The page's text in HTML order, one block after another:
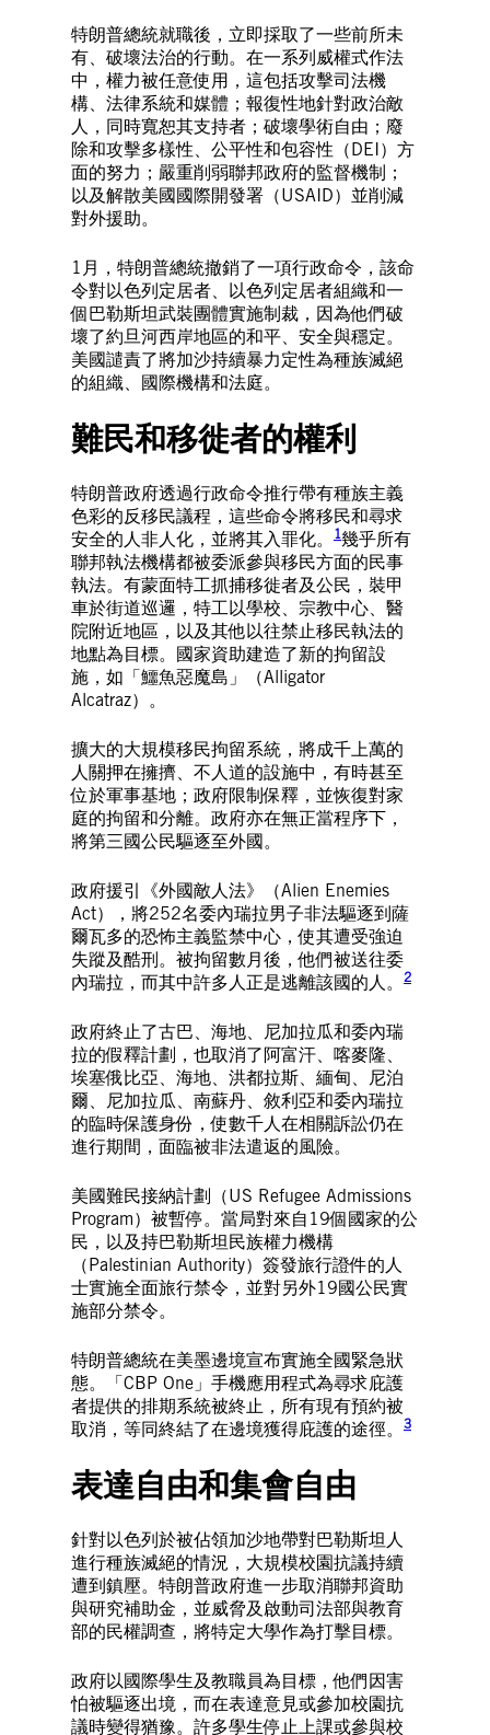
特朗普總統就職後，立即採取了一些前所未
有、破壞法治的行動。在一系列威權式作法
中，權力被任意使用，這包括攻擊司法機
構、法律系統和媒體；報復性地針對政治敵
人，同時寬恕其支持者；破壞學術自由；廢
除和攻擊多樣性、公平性和包容性（DEI）方
面的努力；嚴重削弱聯邦政府的監督機制；
以及解散美國國際開發署（USAID）並削減
對外援助。
1月，特朗普總統撤銷了一項行政命令，該命
令對以色列定居者、以色列定居者組織和一
個巴勒斯坦武裝團體實施制裁，因為他們破
壞了約旦河西岸地區的和平、安全與穩定。
美國譴責了將加沙持續暴力定性為種族滅絕
的組織、國際機構和法庭。
難民和移徙者的權利
特朗普政府透過行政命令推行帶有種族主義
色彩的反移民議程，這些命令將移民和尋求
安全的人非人化，並將其入罪化。
1幾乎所有
聯邦執法機構都被委派參與移民方面的民事
執法。有蒙面特工抓捕移徙者及公民，裝甲
車於街道巡邏，特工以學校、宗教中心、醫
院附近地區，以及其他以往禁止移民執法的
地點為目標。國家資助建造了新的拘留設
施，如「鱷魚惡魔島」（Alligator
Alcatraz）。
擴大的大規模移民拘留系統，將成千上萬的
人關押在擁擠、不人道的設施中，有時甚至
位於軍事基地；政府限制保釋，並恢復對家
庭的拘留和分離。政府亦在無正當程序下，
將第三國公民驅逐至外國。
政府援引《外國敵人法》（Alien Enemies
Act），將252名委內瑞拉男子非法驅逐到薩
爾瓦多的恐怖主義監禁中心，使其遭受強迫
失蹤及酷刑。被拘留數月後，他們被送往委
內瑞拉，而其中許多人正是逃離該國的人。
2
政府終止了古巴、海地、尼加拉瓜和委內瑞
拉的假釋計劃，也取消了阿富汗、喀麥隆、
埃塞俄比亞、海地、洪都拉斯、緬甸、尼泊
爾、尼加拉瓜、南蘇丹、敘利亞和委內瑞拉
的臨時保護身份，使數千人在相關訴訟仍在
進行期間，面臨被非法遣返的風險。
美國難民接納計劃（US Refugee Admissions
Program）被暫停。當局對來自19個國家的公
民，以及持巴勒斯坦民族權力機構
（Palestinian Authority）簽發旅行證件的人
士實施全面旅行禁令，並對另外19國公民實
施部分禁令。
特朗普總統在美墨邊境宣布實施全國緊急狀
態。「CBP One」手機應用程式為尋求庇護
者提供的排期系統被終止，所有現有預約被
取消，等同終結了在邊境獲得庇護的途徑。
3
表達自由和集會自由
針對以色列於被佔領加沙地帶對巴勒斯坦人
進行種族滅絕的情況，大規模校園抗議持續
遭到鎮壓。特朗普政府進一步取消聯邦資助
與研究補助金，並威脅及啟動司法部與教育
部的民權調查，將特定大學作為打擊目標。
政府以國際學生及教職員為目標，他們因害
怕被驅逐出境，而在表達意見或參加校園抗
議時變得猶豫。許多學生停止上課或參與校